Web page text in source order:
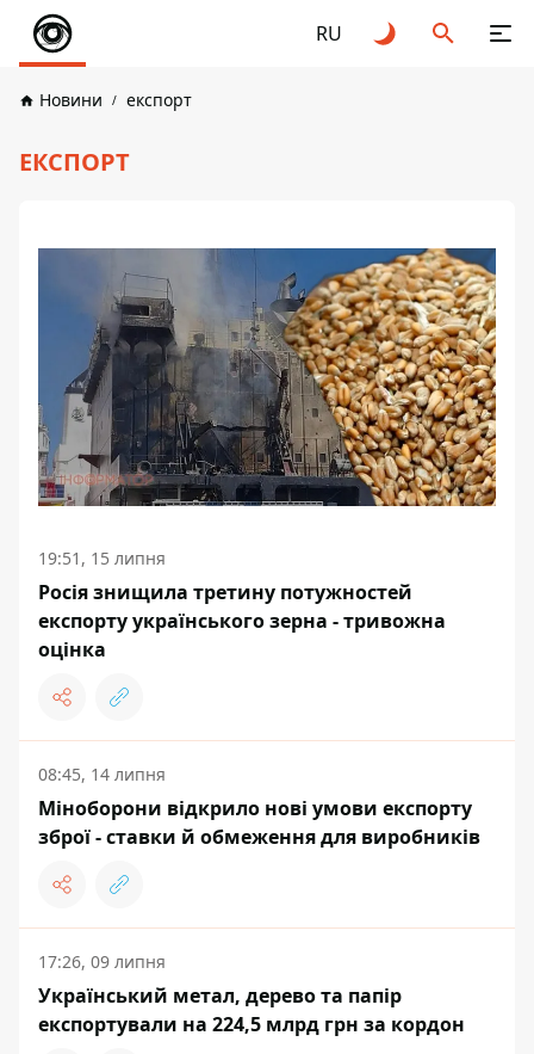
RU
Новини експорт
ЕКСПОРТ
19:51, 15 липня
Росія знищила третину потужностей
експорту українського зерна - тривожна
оцінка
08:45, 14 липня
Міноборони відкрило нові умови експорту
зброї - ставки й обмеження для виробників
17:26, 09 липня
Український метал, дерево та папір
експортували на 224,5 млрд грн за кордон